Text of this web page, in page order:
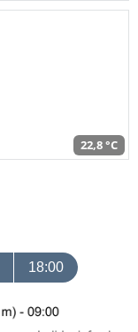
22,8 °C
18:00